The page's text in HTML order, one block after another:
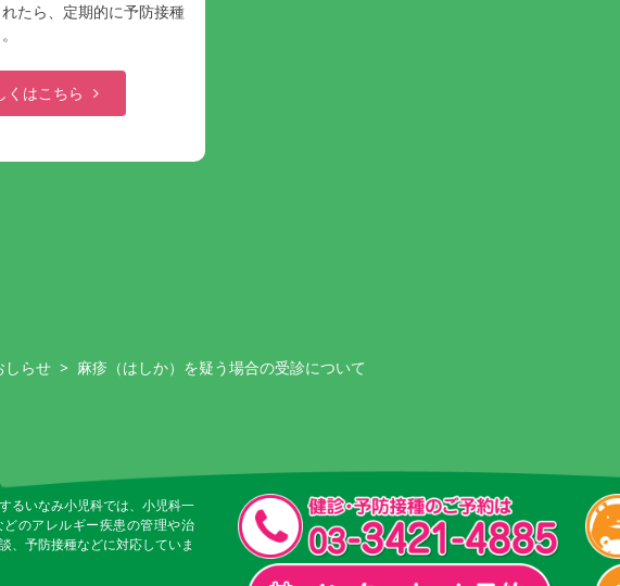
たら、定期的に予防接種
くはこちら
しらせ > 麻疹（はしか）を疑う場合の受診について
るいなみ小児科では、小児科一
のアレルギー疾患の管理や治
、予防接種などに対応していま